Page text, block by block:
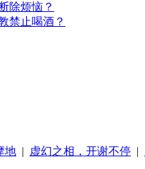
除烦恼？
禁止喝酒？
地 | 虚幻之相，开谢不停 |